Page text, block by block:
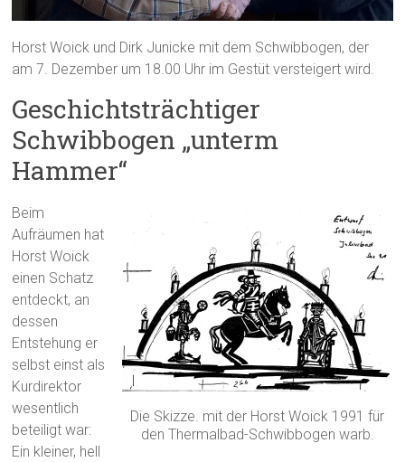
Horst Woick und Dirk Junicke mit dem Schwibbogen, der
am 7. Dezember um 18.00 Uhr im Gestüt versteigert wird.
Geschichtsträchtiger
Schwibbogen „unterm
Hammer“
Die Skizze. mit der Horst Woick 1991 für
den Thermalbad-Schwibbogen warb.
Beim
Aufräumen hat
Horst Woick
einen Schatz
entdeckt, an
dessen
Entstehung er
selbst einst als
Kurdirektor
wesentlich
beteiligt war:
Ein kleiner, hell